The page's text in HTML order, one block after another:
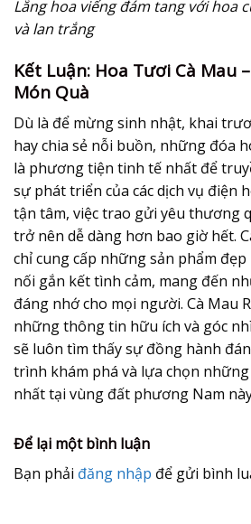
Lẵng hoa viếng đám tang với hoa
và lan trắng
Kết Luận: Hoa Tươi Cà Mau
Món Quà
Dù là để mừng sinh nhật, khai
hay chia sẻ nỗi buồn, những đóa
là phương tiện tinh tế nhất để
sự phát triển của các dịch vụ điện
tận tâm, việc trao gửi yêu thương
trở nên dễ dàng hơn bao giờ hết.
chỉ cung cấp những sản phẩm đẹp
nối gắn kết tình cảm, mang đến
đáng nhớ cho mọi người. Cà Mau
những thông tin hữu ích và góc
sẽ luôn tìm thấy sự đồng hành
trình khám phá và lựa chọn
nhất tại vùng đất phương Nam
Để lại một bình luận
Bạn phải đăng nhập để gửi bình